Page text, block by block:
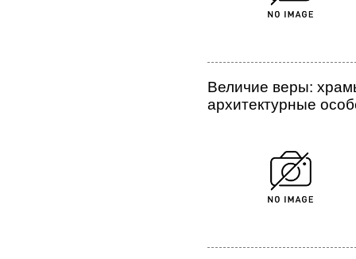
Величие веры:
архитектурные